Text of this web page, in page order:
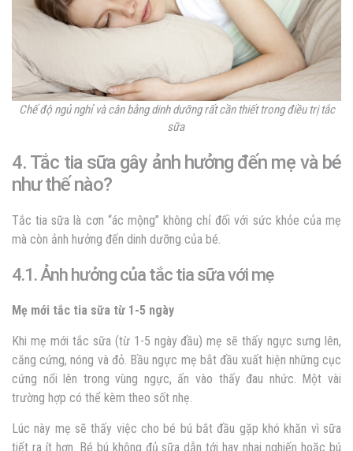
Chế độ ngủ nghỉ và cân bằng dinh dưỡng rất cần thiết trong điều trị tắc
sữa
4. Tắc tia sữa gây ảnh hưởng đến mẹ và bé
như thế nào?
Tắc tia sữa là cơn “ác mộng” không chỉ đối với sức khỏe của mẹ
mà còn ảnh hưởng đến dinh dưỡng của bé.
4.1. Ảnh hưởng của tắc tia sữa với mẹ
Mẹ mới tắc tia sữa từ 1-5 ngày
Khi mẹ mới tắc sữa (từ 1-5 ngày đầu) mẹ sẽ thấy ngực sưng lên,
căng cứng, nóng và đỏ. Bầu ngực mẹ bắt đầu xuất hiện những cục
cứng nổi lên trong vùng ngực, ấn vào thấy đau nhức. Một vài
trường hợp có thể kèm theo sốt nhẹ.
Lúc này mẹ sẽ thấy việc cho bé bú bắt đầu gặp khó khăn vì sữa
tiết ra ít hơn. Bé bú không đủ sữa dẫn tới hay nhai nghiến hoặc bú